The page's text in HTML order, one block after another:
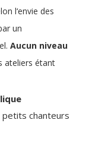
l‘envie des
un
Aucun niveau
ateliers étant
chanteurs